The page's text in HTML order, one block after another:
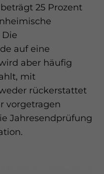
25 Prozent
auf eine
aber häufig
mit
rückerstattet
vorgetragen
Jahresendprüfung